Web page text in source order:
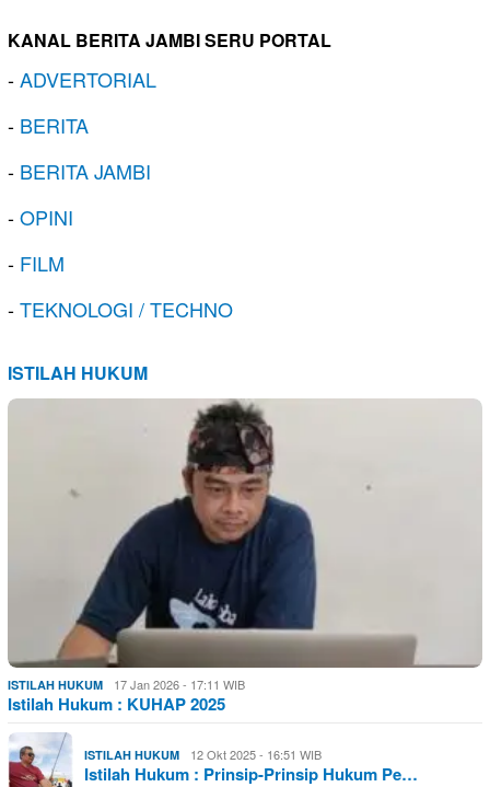
KANAL BERITA JAMBI SERU PORTAL
-ADVERTORIAL
- BERITA
- BERITA JAMBI
-OPINI
- FILM
-TEKNOLOGI / TECHNO
ISTILAH HUKUM
ISTILAH HUKUM 17 Jan 2026 - 17:11 WIB
Istilah Hukum : KUHAP 2025
ISTILAH HUKUM 12 Okt 2025 - 16:51 WIB
Istilah Hukum : Prinsip-Prinsip Hukum Pe…